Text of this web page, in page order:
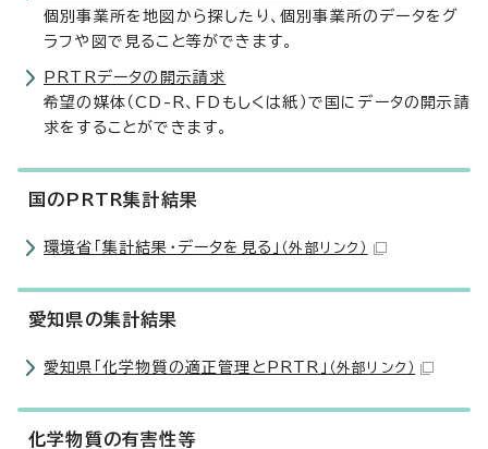
個別事業所を地図から探したり、個別事業所のデータをグ
ラフや図で見ること等ができます。
PRTRデータの開示請求
希望の媒体（CD-R、FDもしくは紙）で国にデータの開示請
求をすることができます。
国のPRTR集計結果
環境省「集計結果・データを見る」 （外部リンク）
愛知県の集計結果
愛知県「化学物質の適正管理とPRTR」 （外部リンク）
化学物質の有害性等